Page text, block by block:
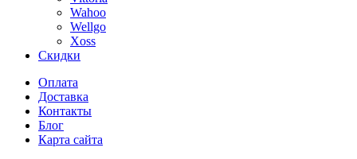
Wahoo
Wellgo
Xoss
Скидки
Оплата
Доставка
Контакты
Блог
Карта сайта